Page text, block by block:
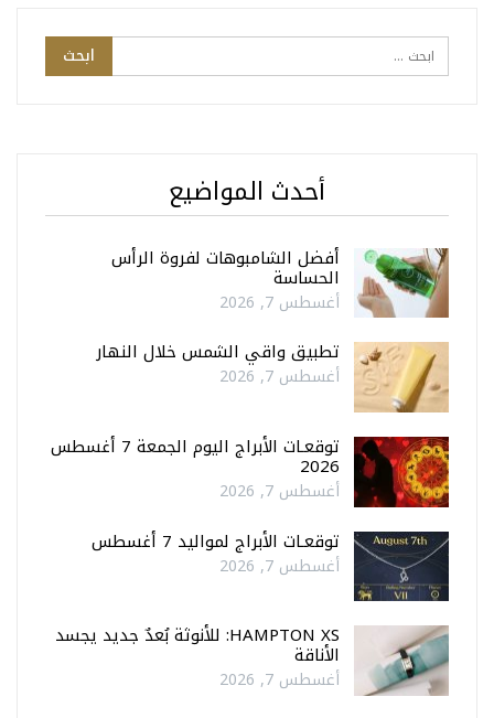
أحدث المواضيع
أفضل الشامبوهات لفروة الرأس
الحساسة
أغسطس 7, 2026
تطبيق واقي الشمس خلال النهار
أغسطس 7, 2026
توقعـات الأبراج اليوم الجمعة 7 أغسطس
2026
أغسطس 7, 2026
توقعـات الأبراج لمواليد 7 أغسطس
أغسطس 7, 2026
HAMPTON XS: للأنوثة بُعدٌ جديد يجسد
الأناقة
أغسطس 7, 2026